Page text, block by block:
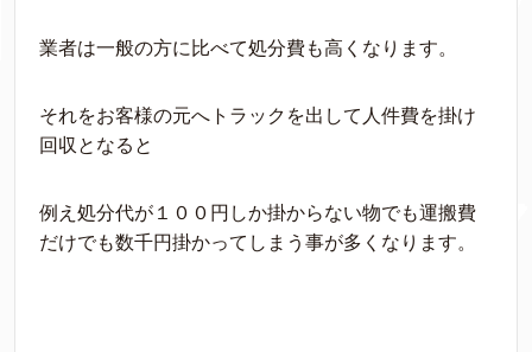
業者は一般の方に比べて処分費も高くなります。
それをお客様の元へトラックを出して人件費を掛け
回収となると
例え処分代が１００円しか掛からない物でも運搬費
だけでも数千円掛かってしまう事が多くなります。